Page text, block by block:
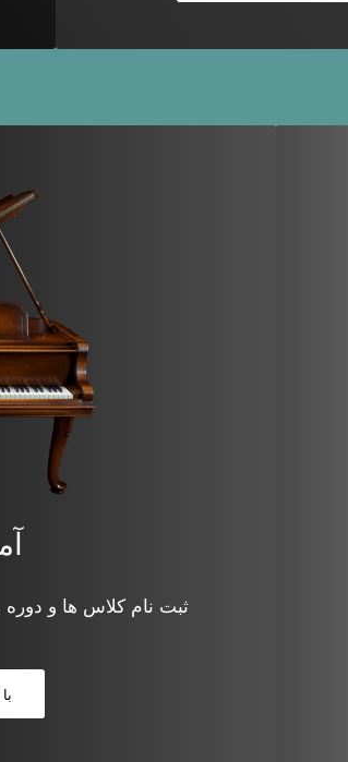
ثبت نام کلاس ها و